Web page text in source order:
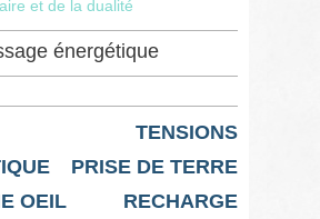
et de la dualité
énergétique
OEIL
TENSIONS
PRISE DE TERRE
RECHARGE